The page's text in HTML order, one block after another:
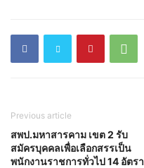
Previous article
สพป.มหาสารคาม เขต 2 รับ
สมัครบุคคลเพื่อเลือกสรรเป็น
พนักงานราชการทั่วไป 14 อัตรา